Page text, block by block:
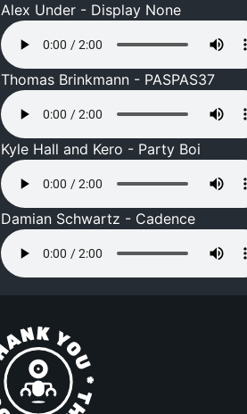
Alex Under - Display None
Thomas Brinkmann - PASPAS37
Kyle Hall and Kero - Party Boi
Damian Schwartz - Cadence